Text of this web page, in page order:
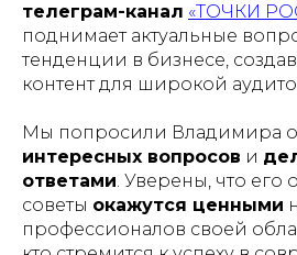
телеграм-канал «ТОЧКИ
поднимает актуальные
тенденции в бизнесе,
контент для широкой
Мы попросили Владимира
интересных вопросов и
ответами. Уверены, что его
советы окажутся ценными
профессионалов своей